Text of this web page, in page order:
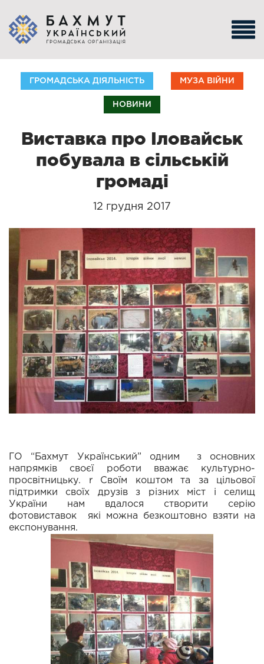
ГРОМАДСЬКА ДІЯЛЬНІСТЬ МУЗА ВІЙНИ
НОВИНИ
Виставка про Іловайськ
побувала в сільській
громаді
12 грудня 2017
ГО “Бахмут Український” одним з основних
напрямків своєї роботи вважає культурно-
просвітницьку. r Своїм коштом та за цільової
підтримки своїх друзів з різних міст і селищ
України нам вдалося створити серію
фотовиставок які можна безкоштовно взяти на
експонування.